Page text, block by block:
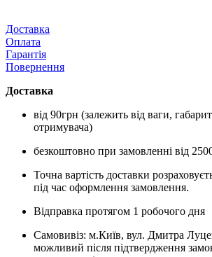
Доставка
Оплата
Гарантія
Повернення
Доставка
від 90грн (залежить від ваги,
отримувача)
безкоштовно при замовленні від
Точна вартість доставки
під час оформлення замовлення.
Відправка протягом 1 робочого дня
Самовивіз: м.Київ, вул. Дмитра
можливий після підтвердження